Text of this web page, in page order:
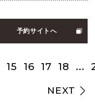
予約サイトへ
15 16 17 18 ...
NEXT